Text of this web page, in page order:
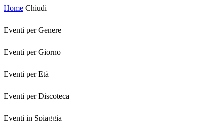
Home Chiudi
Eventi per Genere
Eventi per Giorno
Eventi per Età
Eventi per Discoteca
Eventi in Spiaggia